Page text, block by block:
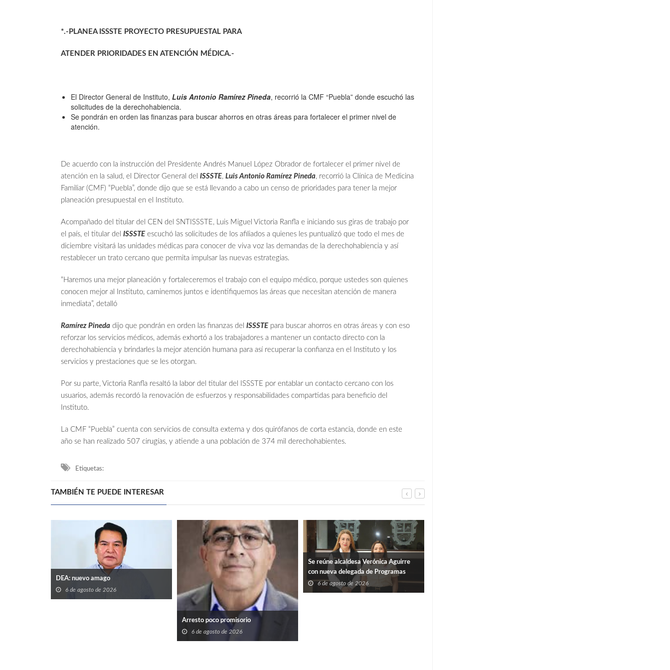
*.-PLANEA ISSSTE PROYECTO PRESUPUESTAL PARA
ATENDER PRIORIDADES EN ATENCIÓN MÉDICA.-
El Director General de Instituto, Luis Antonio Ramírez Pineda, recorrió la CMF “Puebla” donde escuchó las
solicitudes de la derechohabiencia.
Se pondrán en orden las finanzas para buscar ahorros en otras áreas para fortalecer el primer nivel de
atención.
De acuerdo con la instrucción del Presidente Andrés Manuel López Obrador de fortalecer el primer nivel de
atención en la salud, el Director General del ISSSTE, Luis Antonio Ramírez Pineda, recorrió la Clínica de Medicina
Familiar (CMF) “Puebla”, donde dijo que se está llevando a cabo un censo de prioridades para tener la mejor
planeación presupuestal en el Instituto.
Acompañado del titular del CEN del SNTISSSTE, Luis Miguel Victoria Ranfla e iniciando sus giras de trabajo por
el país, el titular del ISSSTE escuchó las solicitudes de los afiliados a quienes les puntualizó que todo el mes de
diciembre visitará las unidades médicas para conocer de viva voz las demandas de la derechohabiencia y así
restablecer un trato cercano que permita impulsar las nuevas estrategias.
“Haremos una mejor planeación y fortaleceremos el trabajo con el equipo médico, porque ustedes son quienes
conocen mejor al Instituto, caminemos juntos e identifiquemos las áreas que necesitan atención de manera
inmediata”, detalló
Ramírez Pineda dijo que pondrán en orden las finanzas del ISSSTE para buscar ahorros en otras áreas y con eso
reforzar los servicios médicos, además exhortó a los trabajadores a mantener un contacto directo con la
derechohabiencia y brindarles la mejor atención humana para así recuperar la confianza en el Instituto y los
servicios y prestaciones que se les otorgan.
Por su parte, Victoria Ranfla resaltó la labor del titular del ISSSTE por entablar un contacto cercano con los
usuarios, además recordó la renovación de esfuerzos y responsabilidades compartidas para beneficio del
Instituto.
La CMF “Puebla” cuenta con servicios de consulta externa y dos quirófanos de corta estancia, donde en este
año se han realizado 507 cirugías, y atiende a una población de 374 mil derechohabientes.
Etiquetas:
TAMBIÉN TE PUEDE INTERESAR
DEA: nuevo amago
6 de agosto de 2026
Arresto poco promisorio
6 de agosto de 2026
Se reúne alcaldesa Verónica Aguirre
con nueva delegada de Programas
Federales en Tamaulipas
6 de agosto de 2026